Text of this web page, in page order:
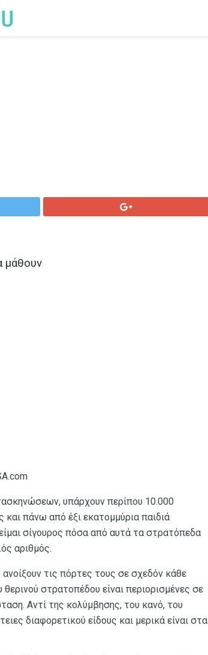
μάθουν
υπάρχουν περίπου 10.000
πάνω από έξι εκατομμύρια παιδιά
σίγουρος πόσα από αυτά τα στρατόπεδα
αριθμός.
τις πόρτες τους σε σχεδόν κάθε
στρατοπέδου είναι περιορισμένες σε
Αντί της κολύμβησης, του κανό, του
διαφορετικού είδους και μερικά είναι στα